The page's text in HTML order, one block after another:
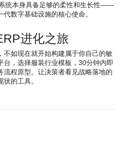
统本身具备足够的柔性和生长性——
数字基础设施的核心使命。
进化之旅
不如现在就开始构建属于你自己的敏
台，选择服装行业模板，30分钟内即
流程原型。让决策者看见战略落地的
的工具。